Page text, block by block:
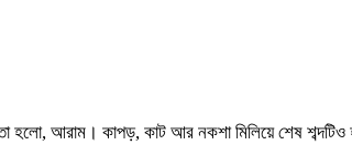
হলো, আরাম। কাপড়, কাট আর নকশা মিলিয়ে শেষ